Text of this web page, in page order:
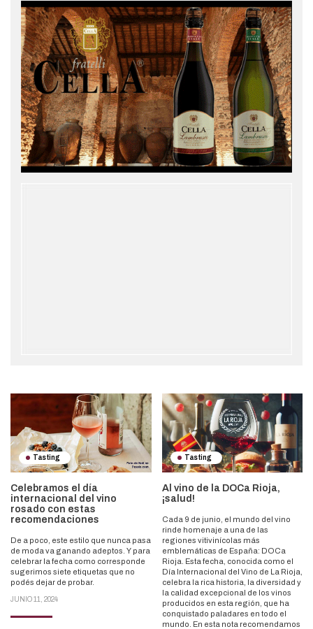
Tasting
Celebramos el día
internacional del vino
rosado con estas
recomendaciones
De a poco, este estilo que nunca pasa
de moda va ganando adeptos. Y para
celebrar la fecha como corresponde
sugerimos siete etiquetas que no
podés dejar de probar.
JUNIO 11, 2024
Tasting
Al vino de la DOCa Rioja,
¡salud!
Cada 9 de junio, el mundo del vino
rinde homenaje a una de las
regiones vitivinícolas más
emblemáticas de España: DOCa
Rioja. Esta fecha, conocida como el
Día Internacional del Vino de La Rioja,
celebra la rica historia, la diversidad y
la calidad excepcional de los vinos
producidos en esta región, que ha
conquistado paladares en todo el
mundo. En esta nota recomendamos